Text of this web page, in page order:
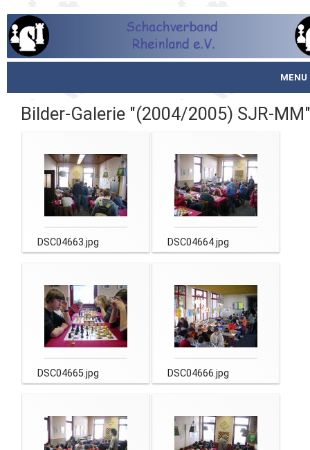
MENU
Startseite
Spielbetrieb
Schachjugend
Meistertafel
Service
Newsletter
Kontakt
Datenschutz
Bilder-Galerie "(2004/2005) SJR-MM"
DSC04663.jpg DSC04664.jpg
DSC04665.jpg DSC04666.jpg